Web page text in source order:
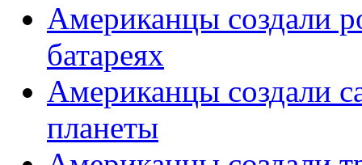
Американцы создали
батареях
Американцы создали
планеты